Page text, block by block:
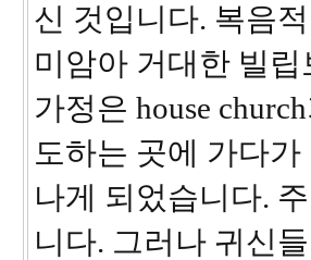
신 것입니다. 복음
미암아 거대한 빌
가정은 house
도하는 곳에 가다
나게 되었습니다.
니다. 그러나 귀신